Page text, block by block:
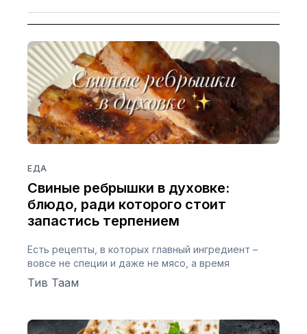
ЕДА
Свиные ребрышки в духовке:
блюдо, ради которого стоит
запастись терпением
Есть рецепты, в которых главный ингредиент –
вовсе не специи и даже не мясо, а время
Тив Таам